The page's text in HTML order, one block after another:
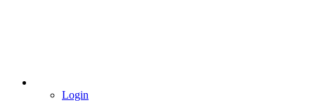
Login